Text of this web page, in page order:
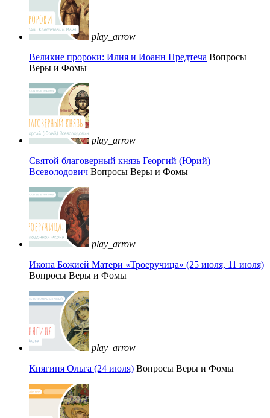
play_arrow
Великие пророки: Илия и Иоанн Предтеча Вопросы
Веры и Фомы
play_arrow
Святой благоверный князь Георгий (Юрий)
Всеволодович Вопросы Веры и Фомы
play_arrow
Икона Божией Матери «Троеручица» (25 июля, 11 июля)
Вопросы Веры и Фомы
play_arrow
Княгиня Ольга (24 июля) Вопросы Веры и Фомы